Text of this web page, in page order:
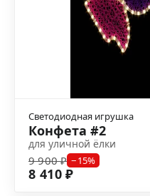
Светодиодная игрушка
Конфета #2
для уличной ёлки
9 900 ₽ −15%
8 410 ₽